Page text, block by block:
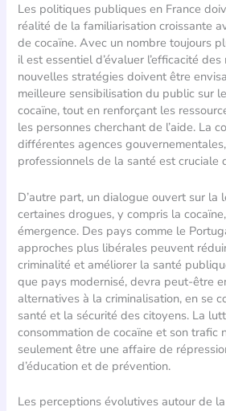
Les politiques publiques en France
réalité de la familiarisation croissante
de cocaïne. Avec un nombre toujours
il est essentiel d’évaluer l’efficacité
nouvelles stratégies doivent être
meilleure sensibilisation du public sur
cocaïne, tout en renforçant les
les personnes cherchant de l’aide. La
différentes agences
professionnels de la santé est cruciale
D’autre part, un dialogue ouvert sur la
certaines drogues, y compris la
émergence. Des pays comme le
approches plus libérales peuvent
criminalité et améliorer la santé
que pays modernisé, devra peut-être
alternatives à la criminalisation, en se
santé et la sécurité des citoyens. La
consommation de cocaïne et son trafic
seulement être une affaire de
d’éducation et de prévention.
Les perceptions évolutives autour de